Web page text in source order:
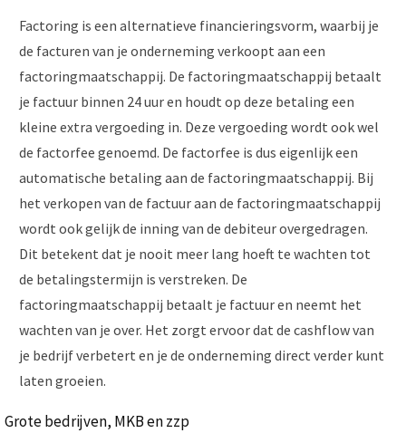
Factoring is een alternatieve financieringsvorm, waarbij je
de facturen van je onderneming verkoopt aan een
factoringmaatschappij. De factoringmaatschappij betaalt
je factuur binnen 24 uur en houdt op deze betaling een
kleine extra vergoeding in. Deze vergoeding wordt ook wel
de factorfee genoemd. De factorfee is dus eigenlijk een
automatische betaling aan de factoringmaatschappij. Bij
het verkopen van de factuur aan de factoringmaatschappij
wordt ook gelijk de inning van de debiteur overgedragen.
Dit betekent dat je nooit meer lang hoeft te wachten tot
de betalingstermijn is verstreken. De
factoringmaatschappij betaalt je factuur en neemt het
wachten van je over. Het zorgt ervoor dat de cashflow van
je bedrijf verbetert en je de onderneming direct verder kunt
laten groeien.
Grote bedrijven, MKB en zzp